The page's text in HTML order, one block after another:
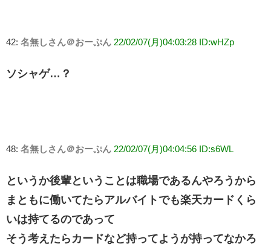
42: 名無しさん＠おーぷん 22/02/07(月)04:03:28 ID:wHZp
ソシャゲ…？
48: 名無しさん＠おーぷん 22/02/07(月)04:04:56 ID:s6WL
というか後輩ということは職場であるんやろうから
まともに働いてたらアルバイトでも楽天カードくら
いは持てるのであって
そう考えたらカードなど持ってようが持ってなかろ